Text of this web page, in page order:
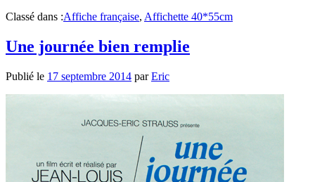
Classé dans :Affiche française, Affichette 40*55cm
Une journée bien remplie
Publié le 17 septembre 2014 parEric